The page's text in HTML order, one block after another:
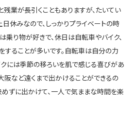
業が長引くこともありますが、たいてい
休みなので、しっかりプライベートの時
乗り物が好きで、休日は自転車やバイク、
することが多いです。自転車は自分の力
には季節の移ろいを肌で感じる喜びがあ
阪など遠くまで出かけることができるの
ずに出かけて、一人で気ままな時間を楽